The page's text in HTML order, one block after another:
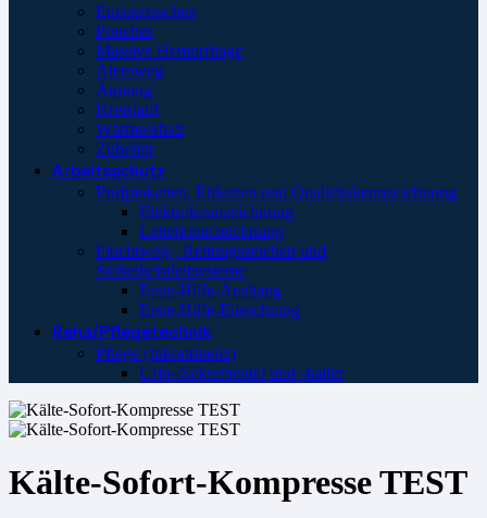
Einsatztaschen
Pouches
Massive Hemorrhage
Atemweg
Atmung
Kreislauf
Wärmeerhalt
Zubehör
Arbeitsschutz
Prüfplaketten, Etiketten und Qualitätskennzeichnung
Elektrokennzeichnung
Leiterkennzeichnung
Fluchtweg-, Rettungszeichen und
Sicherheistleitsysteme
Erste-Hilfe-Aushang
Erste-Hilfe-Einrichtung
Reha/Pflegetechnik
Pflege (Inkontinenz)
Urin-/Sekretbeutel und -halter
Kälte-Sofort-Kompresse TEST